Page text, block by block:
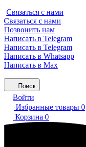
Связаться с нами
Связаться с нами
Позвонить нам
Написать в Telegram
Написать в Telegram
Написать в Whatsapp
Написать в Max
Поиск
Войти
Избранные товары 0
Корзина 0